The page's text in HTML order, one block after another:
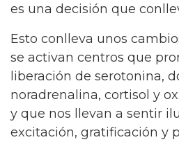
es una decisión que
Esto conlleva unos
se activan centros que
liberación de serotonina,
noradrenalina, cortisol y
y que nos llevan a sentir
excitación, gratificación y